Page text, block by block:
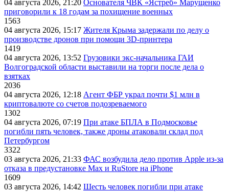
04 августа 2026, 21:20 Основателя ЧВК «Ястреб» Марущенко
приговорили к 18 годам за похищение военных
1563
04 августа 2026, 15:17 Жителя Крыма задержали по делу о
производстве дронов при помощи 3D‑принтера
1419
04 августа 2026, 13:52 Грузовики экс-начальника ГАИ
Волгоградской области выставили на торги после дела о
взятках
2036
04 августа 2026, 12:18 Агент ФБР украл почти $1 млн в
криптовалюте со счетов подозреваемого
1302
04 августа 2026, 07:19 При атаке БПЛА в Подмосковье
погибли пять человек, также дроны атаковали склад под
Петербургом
3322
03 августа 2026, 21:33 ФАС возбудила дело против Apple из-за
отказа в предустановке Max и RuStore на iPhone
1609
03 августа 2026, 14:42 Шесть человек погибли при атаке